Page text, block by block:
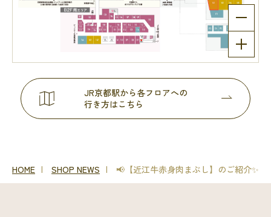
JR京都駅から各フロアへの
行き方はこちら
HOME SHOP NEWS 📢【近江牛赤身肉まぶし】のご紹介✨